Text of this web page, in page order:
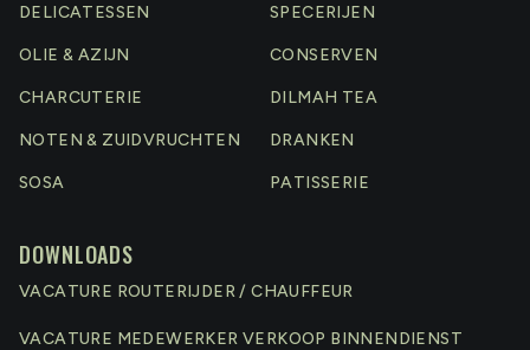
DELICATESSEN SPECERIJEN
OLIE & AZIJN CONSERVEN
CHARCUTERIE DILMAH TEA
NOTEN & ZUIDVRUCHTEN DRANKEN
SOSA PATISSERIE
DOWNLOADS
VACATURE ROUTERIJDER / CHAUFFEUR
VACATURE MEDEWERKER VERKOOP BINNENDIENST